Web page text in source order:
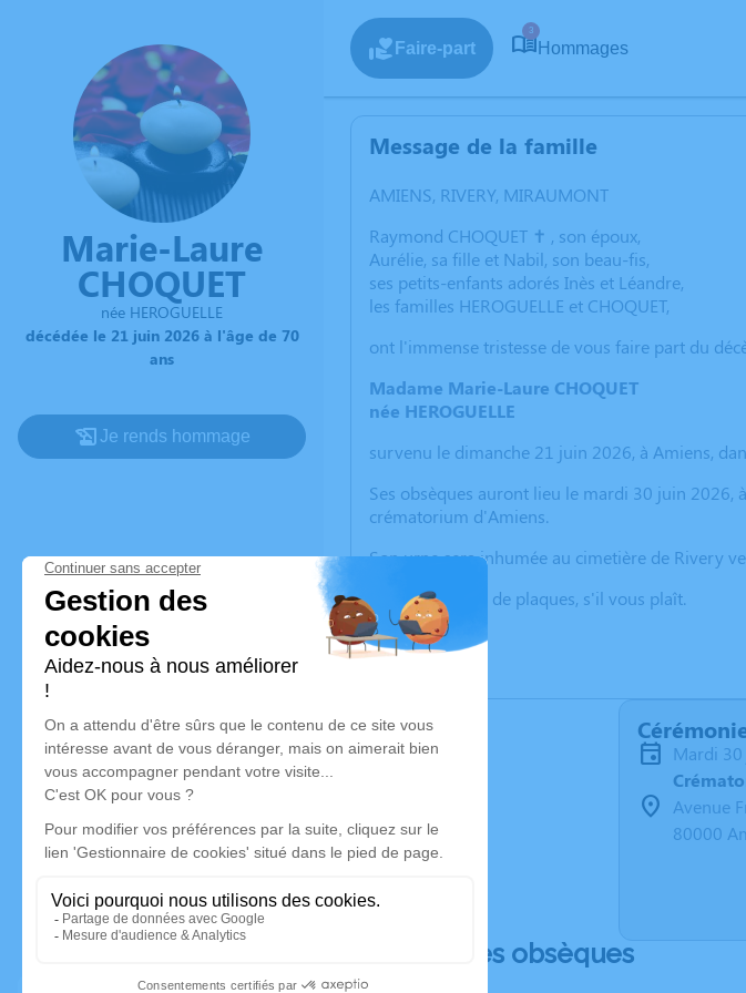
Marie-Laure
CHOQUET
née HEROGUELLE
décédée le 21 juin 2026 à l'âge de 70
ans
Je rends hommage
Faire-part
3
Hommages
Message de la famille
AMIENS, RIVERY, MIRAUMONT
Raymond CHOQUET ✝︎ , son époux,
Aurélie, sa fille et Nabil, son beau-fis,
ses petits-enfants adorés Inès et Léandre,
les familles HEROGUELLE et CHOQUET,
ont l'immense tristesse de vous faire part du
Madame Marie-Laure CHOQUET
née HEROGUELLE
survenu le dimanche 21 juin 2026, à Amiens,
Ses obsèques auront lieu le mardi 30 juin 2026,
crématorium d'Amiens.
Son urne sera inhumée au cimetière de Rivery
Pas de fleurs, ni de plaques, s'il vous plaît.
mardi
Avenue
80000
Déroulé des obsèques